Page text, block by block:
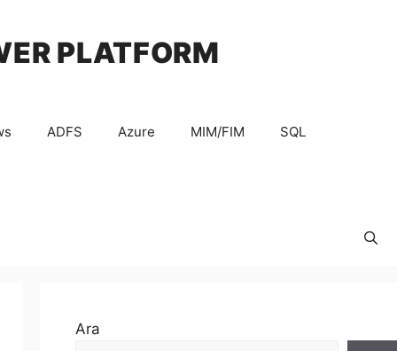
PLATFORM
ADFS Azure MIM/FIM SQL
Ara